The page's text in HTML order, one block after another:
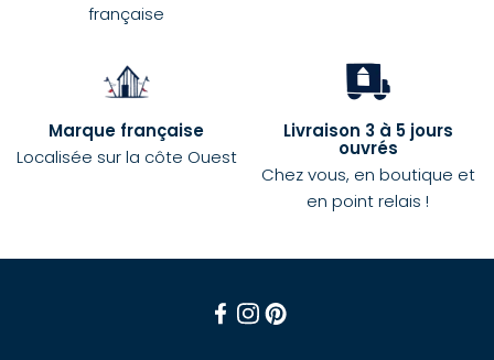
française
Marque française
Localisée sur la côte Ouest
Livraison 3 à 5 jours
ouvrés
Chez vous, en boutique et
en point relais !